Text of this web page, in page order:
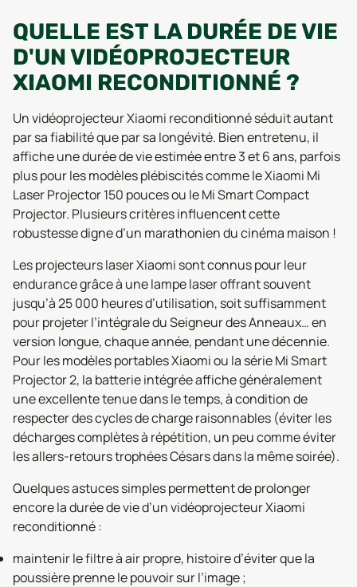
QUELLE EST LA DURÉE DE VIE
D'UN VIDÉOPROJECTEUR
XIAOMI RECONDITIONNÉ ?
Un vidéoprojecteur Xiaomi reconditionné séduit autant
par sa fiabilité que par sa longévité. Bien entretenu, il
affiche une durée de vie estimée entre 3 et 6 ans, parfois
plus pour les modèles plébiscités comme le Xiaomi Mi
Laser Projector 150 pouces ou le Mi Smart Compact
Projector. Plusieurs critères influencent cette
robustesse digne d’un marathonien du cinéma maison !
Les projecteurs laser Xiaomi sont connus pour leur
endurance grâce à une lampe laser offrant souvent
jusqu’à 25 000 heures d’utilisation, soit suffisamment
pour projeter l’intégrale du Seigneur des Anneaux… en
version longue, chaque année, pendant une décennie.
Pour les modèles portables Xiaomi ou la série Mi Smart
Projector 2, la batterie intégrée affiche généralement
une excellente tenue dans le temps, à condition de
respecter des cycles de charge raisonnables (éviter les
décharges complètes à répétition, un peu comme éviter
les allers-retours trophées Césars dans la même soirée).
Quelques astuces simples permettent de prolonger
encore la durée de vie d’un vidéoprojecteur Xiaomi
reconditionné :
maintenir le filtre à air propre, histoire d’éviter que la
poussière prenne le pouvoir sur l’image ;